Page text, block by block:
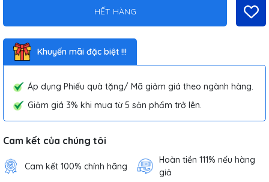
HẾT HÀNG
Khuyến mãi đặc biệt !!!
Áp dụng Phiếu quà tặng/ Mã giảm giá theo ngành hàng.
Giảm giá 3% khi mua từ 5 sản phẩm trở lên.
Cam kết của chúng tôi
Cam kết 100% chính hãng
Hoàn tiền 111% nếu hàng
giả